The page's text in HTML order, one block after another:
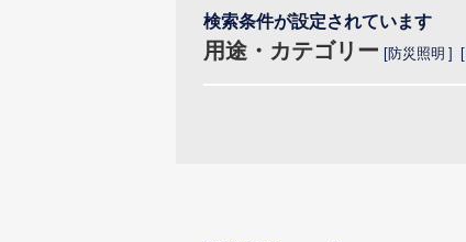
検索条件が設定されています
用途・カテゴリー 防災照明